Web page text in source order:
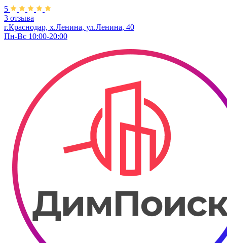
5
3 отзыва
г.Краснодар, х.Ленина, ул.Ленина, 40
Пн-Вс 10:00-20:00